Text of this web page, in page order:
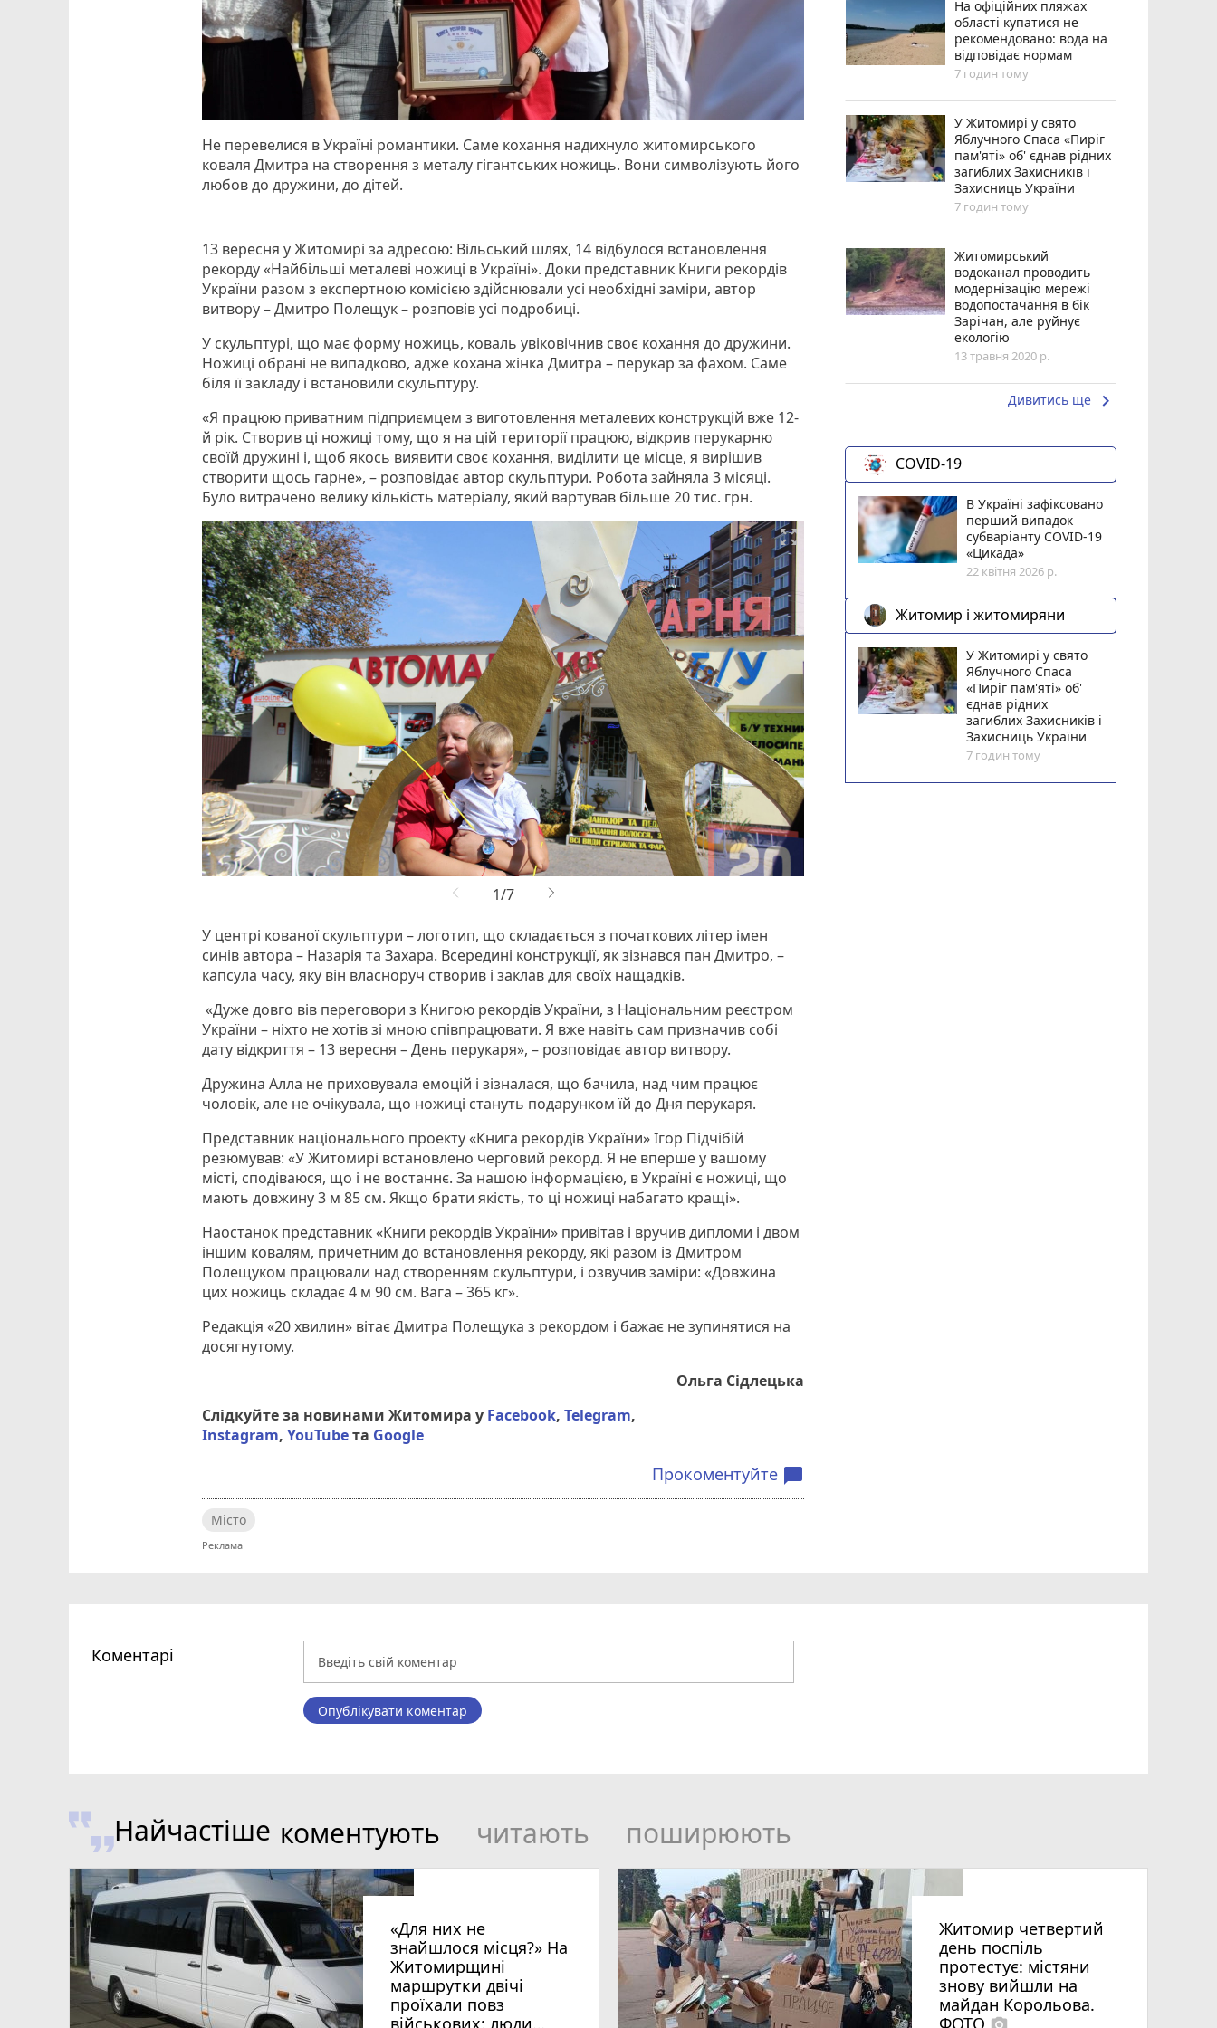
Не перевелися в Україні романтики. Саме кохання надихнуло житомирського
коваля Дмитра на створення з металу гігантських ножиць. Вони символізують його
любов до дружини, до дітей.
13 вересня у Житомирі за адресою: Вільський шлях, 14 відбулося встановлення
рекорду «Найбільші металеві ножиці в Україні». Доки представник Книги рекордів
України разом з експертною комісією здійснювали усі необхідні заміри, автор
витвору – Дмитро Полещук – розповів усі подробиці.
У скульптурі, що має форму ножиць, коваль увіковічнив своє кохання до дружини.
Ножиці обрані не випадково, адже кохана жінка Дмитра – перукар за фахом. Саме
біля її закладу і встановили скульптуру.
«Я працюю приватним підприємцем з виготовлення металевих конструкцій вже 12-
й рік. Створив ці ножиці тому, що я на цій території працюю, відкрив перукарню
своїй дружині і, щоб якось виявити своє кохання, виділити це місце, я вирішив
створити щось гарне», – розповідає автор скульптури. Робота зайняла 3 місяці.
Було витрачено велику кількість матеріалу, який вартував більше 20 тис. грн.

У центрі кованої скульптури – логотип, що складається з початкових літер імен
синів автора – Назарія та Захара. Всередині конструкції, як зізнався пан Дмитро, –
капсула часу, яку він власноруч створив і заклав для своїх нащадків.
«Дуже довго вів переговори з Книгою рекордів України, з Національним реєстром
України – ніхто не хотів зі мною співпрацювати. Я вже навіть сам призначив собі
дату відкриття – 13 вересня – День перукаря», – розповідає автор витвору.
Дружина Алла не приховувала емоцій і зізналася, що бачила, над чим працює
чоловік, але не очікувала, що ножиці стануть подарунком їй до Дня перукаря.
Представник національного проекту «Книга рекордів України» Ігор Підчібій
резюмував: «У Житомирі встановлено черговий рекорд. Я не вперше у вашому
місті, сподіваюся, що і не востаннє. За нашою інформацією, в Україні є ножиці, що
мають довжину 3 м 85 см. Якщо брати якість, то ці ножиці набагато кращі».
Наостанок представник «Книги рекордів України» привітав і вручив дипломи і двом
іншим ковалям, причетним до встановлення рекорду, які разом із Дмитром
Полещуком працювали над створенням скульптури, і озвучив заміри: «Довжина
цих ножиць складає 4 м 90 см. Вага – 365 кг».
Редакція «20 хвилин» вітає Дмитра Полещука з рекордом і бажає не зупинятися на
досягнутому.
Ольга Сідлецька
Слідкуйте за новинами Житомира у Facebook,Telegram,
Instagram,YouTubeта Google
Прокоментуйте chat_bubble
Місто
На офіційних пляжах
області купатися не
рекомендовано: вода на
відповідає нормам
7 годин тому
У Житомирі у свято
Яблучного Спаса «Пиріг
пам'яті» об' єднав рідних
загиблих Захисників і
Захисниць України
7 годин тому
Житомирський
водоканал проводить
модернізацію мережі
водопостачання в бік
Зарічан, але руйнує
екологію
13 травня 2020 р.
Дивитись ще keyboard_arrow_right
COVID-19
В Україні зафіксовано
перший випадок
субваріанту COVID-19
«Цикада»
22 квітня 2026 р.
Житомир і житомиряни
У Житомирі у свято
Яблучного Спаса
«Пиріг пам'яті» об'
єднав рідних
загиблих Захисників і
Захисниць України
7 годин тому
Коментарі
Опублікувати коментар
Найчастіше коментують читають поширюють
«Для них не
знайшлося місця?» На
Житомирщині
маршрутки двічі
проїхали повз
військових: люди
Житомир четвертий
день поспіль
протестує: містяни
знову вийшли на
майдан Корольова.
ФОТО